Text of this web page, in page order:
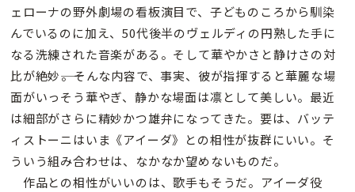
ェローナの野外劇場の看板演目で、子どものころから馴染
んでいるのに加え、50代後半のヴェルディの円熟した手に
なる洗練された音楽がある。そして華やかさと静けさの対
比が絶妙――。そんな内容で、事実、彼が指揮すると華麗な場
面がいっそう華やぎ、静かな場面は凛として美しい。最近
は細部がさらに精妙かつ雄弁になってきた。要は、バッテ
ィストーニはいま《アイーダ》との相性が抜群にいい。そ
ういう組み合わせは、なかなか望めないものだ。
作品との相性がいいのは、歌手もそうだ。アイーダ役